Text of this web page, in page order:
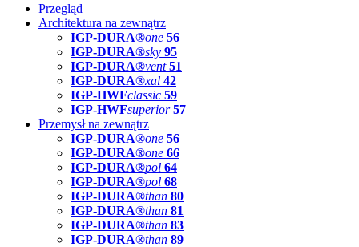
Przegląd
Architektura na zewnątrz
IGP-DURA®one 56
IGP-DURA®sky 95
IGP-DURA®vent 51
IGP-DURA®xal 42
IGP-HWFclassic 59
IGP-HWFsuperior 57
Przemysł na zewnątrz
IGP-DURA®one 56
IGP-DURA®one 66
IGP-DURA®pol 64
IGP-DURA®pol 68
IGP-DURA®than 80
IGP-DURA®than 81
IGP-DURA®than 83
IGP-DURA®than 89